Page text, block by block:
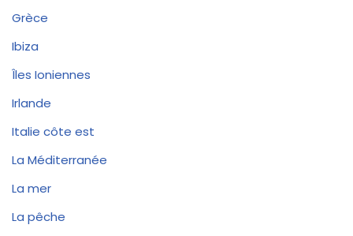
Grèce
Ibiza
Îles Ioniennes
Irlande
Italie côte est
La Méditerranée
La mer
La pêche